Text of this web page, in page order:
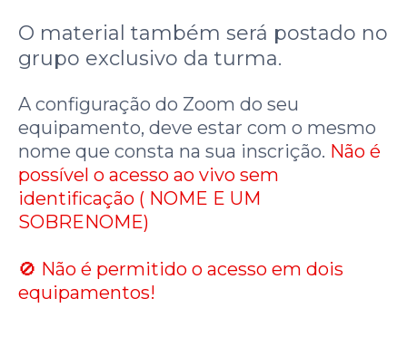
O material também será postado no
grupo exclusivo da turma.
A configuração do Zoom do seu
equipamento, deve estar com o mesmo
nome que consta na sua inscrição. Não é
possível o acesso ao vivo sem
identificação ( NOME E UM
SOBRENOME)
🚫 Não é permitido o acesso em dois
equipamentos!